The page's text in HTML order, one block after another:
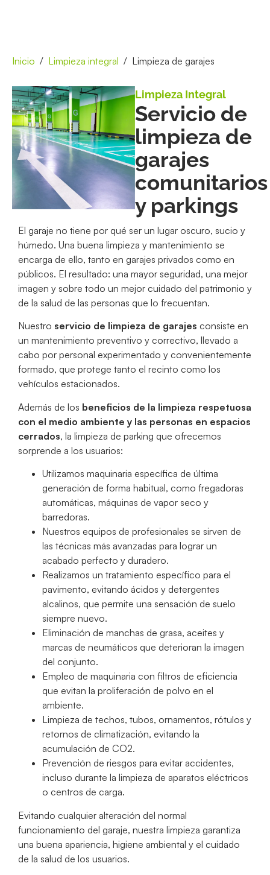
Inicio Limpieza integral Limpieza de garajes
Limpieza Integral
Servicio de
limpieza de
garajes
comunitarios
y parkings
El garaje no tiene por qué ser un lugar oscuro, sucio y
húmedo. Una buena limpieza y mantenimiento se
encarga de ello, tanto en garajes privados como en
públicos. El resultado: una mayor seguridad, una mejor
imagen y sobre todo un mejor cuidado del patrimonio y
de la salud de las personas que lo frecuentan.
Nuestro servicio de limpieza de garajes consiste en
un mantenimiento preventivo y correctivo, llevado a
cabo por personal experimentado y convenientemente
formado, que protege tanto el recinto como los
vehículos estacionados.
Además de los beneficios de la limpieza respetuosa
con el medio ambiente y las personas en espacios
cerrados, la limpieza de parking que ofrecemos
sorprende a los usuarios:
Utilizamos maquinaria específica de última
generación de forma habitual, como fregadoras
automáticas, máquinas de vapor seco y
barredoras.
Nuestros equipos de profesionales se sirven de
las técnicas más avanzadas para lograr un
acabado perfecto y duradero.
Realizamos un tratamiento específico para el
pavimento, evitando ácidos y detergentes
alcalinos, que permite una sensación de suelo
siempre nuevo.
Eliminación de manchas de grasa, aceites y
marcas de neumáticos que deterioran la imagen
del conjunto.
Empleo de maquinaria con filtros de eficiencia
que evitan la proliferación de polvo en el
ambiente.
Limpieza de techos, tubos, ornamentos, rótulos y
retornos de climatización, evitando la
acumulación de CO2.
Prevención de riesgos para evitar accidentes,
incluso durante la limpieza de aparatos eléctricos
o centros de carga.
Evitando cualquier alteración del normal
funcionamiento del garaje, nuestra limpieza garantiza
una buena apariencia, higiene ambiental y el cuidado
de la salud de los usuarios.